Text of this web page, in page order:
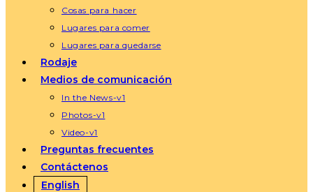
Cosas para hacer
Lugares para comer
Lugares para quedarse
Rodaje
Medios de comunicación
In the News-v1
Photos-v1
Video-v1
Preguntas frecuentes
Contáctenos
English